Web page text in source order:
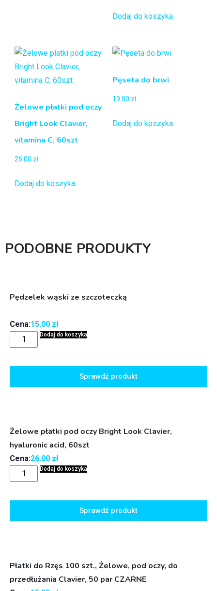
Dodaj do koszyka
Żelowe płatki pod oczy
Bright Look Clavier,
vitamina C, 60szt
26.00 zł
Dodaj do koszyka
Pęseta do brwi
19.00 zł
Dodaj do koszyka
PODOBNE PRODUKTY
Pędzelek wąski ze szczoteczką
Cena:15.00 zł
Dodaj do koszyka
Sprawdź produkt
Żelowe płatki pod oczy Bright Look Clavier,
hyaluronic acid, 60szt
Cena:26.00 zł
Dodaj do koszyka
Sprawdź produkt
Płatki do Rzęs 100 szt., Żelowe, pod oczy, do
przedłużania Clavier, 50 par CZARNE